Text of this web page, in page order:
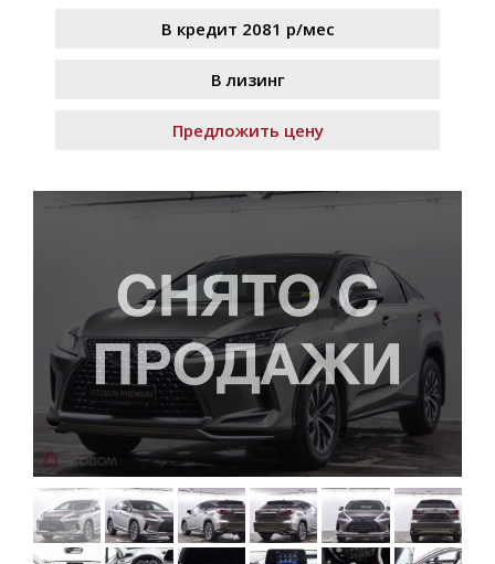
В кредит 2081 р/мес
В лизинг
Предложить цену